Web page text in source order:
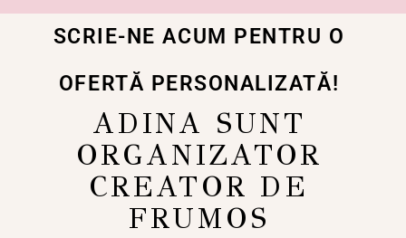
SCRIE-NE ACUM PENTRU O
OFERTĂ PERSONALIZATĂ!
ADINA SUNT
ORGANIZATOR
CREATOR DE
FRUMOS